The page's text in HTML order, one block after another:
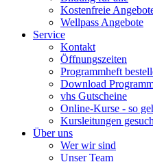
Kostenfreie
Wellpass Angebote
Service
Kontakt
Öffnungszeiten
Programmheft
Download
vhs Gutscheine
Online-Kurse - so
Kursleitungen
Über uns
Wer wir sind
Unser Team